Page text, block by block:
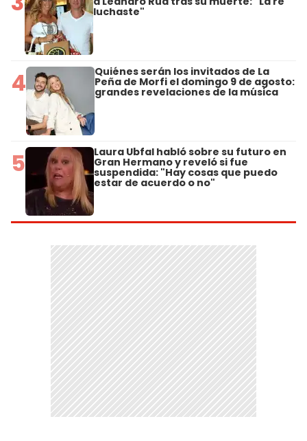
luchaste"
4 Quiénes serán los invitados de La
Peña de Morfi el domingo 9 de agosto:
grandes revelaciones de la música
5 Laura Ubfal habló sobre su futuro en
Gran Hermano y reveló si fue
suspendida: "Hay cosas que puedo
estar de acuerdo o no"